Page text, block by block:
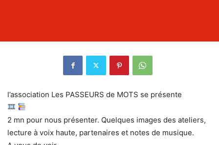
l’association Les PASSEURS de MOTS se présente
2 mn pour nous présenter. Quelques images des ateliers,
lecture à voix haute, partenaires et notes de musique.